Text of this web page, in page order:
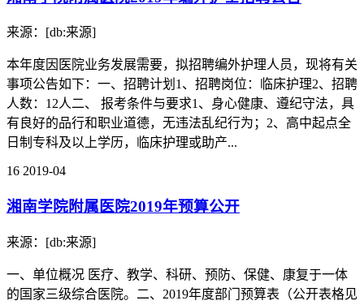
来源：[db:来源]
本年度因医院业务发展需要，拟招聘编外护理人员，现将有关
事项公告如下：一、招聘计划1、招聘岗位：临床护理2、招聘
人数：12人二、 报考条件与要求1、身心健康、遵纪守法，具
有良好的品行和职业道德，无违法乱纪行为；2、高中起点全
日制专科及以上学历，临床护理或助产...
16 2019-04
湘南学院附属医院2019年预算公开
来源：[db:来源]
一、单位概况 医疗、教学、科研、预防、保健、康复于一体
的国家三级综合医院。二、2019年度部门预算表（公开表格见